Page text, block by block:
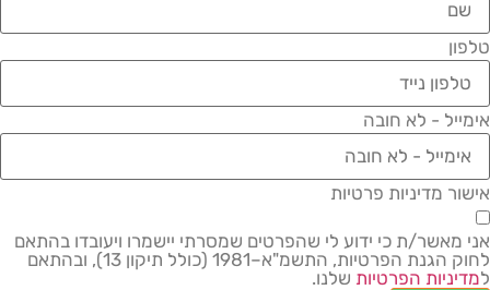
טלפון
אימייל - לא חובה
אישור מדיניות פרטיות
אני מאשר/ת כי ידוע לי שהפרטים שמסרתי יישמרו ויעובדו בהתאם
לחוק הגנת הפרטיות, התשמ"א–1981 (כולל תיקון 13), ובהתאם
למדיניות הפרטיות שלנו.